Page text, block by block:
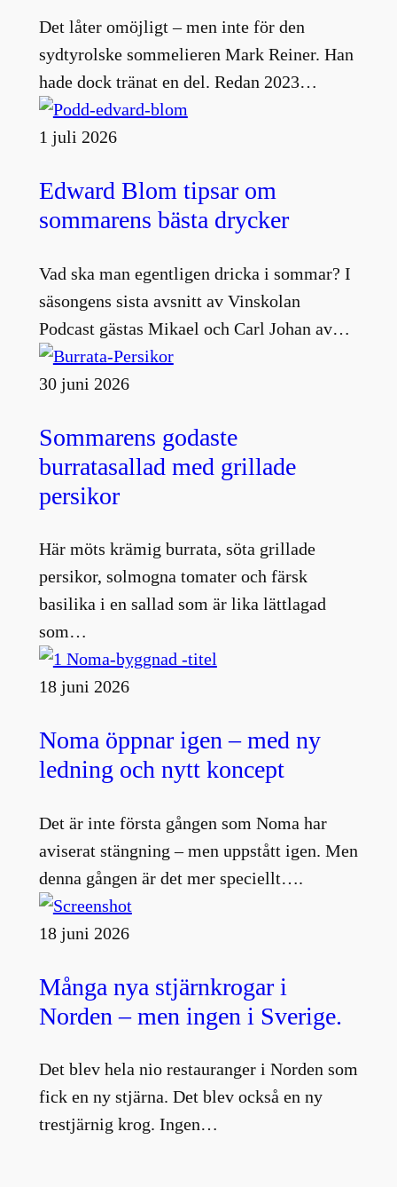
Det låter omöjligt – men inte för den
sydtyrolske sommelieren Mark Reiner. Han
hade dock tränat en del. Redan 2023…
1 juli 2026
Edward Blom tipsar om
sommarens bästa drycker
Vad ska man egentligen dricka i sommar? I
säsongens sista avsnitt av Vinskolan
Podcast gästas Mikael och Carl Johan av…
30 juni 2026
Sommarens godaste
burratasallad med grillade
persikor
Här möts krämig burrata, söta grillade
persikor, solmogna tomater och färsk
basilika i en sallad som är lika lättlagad
som…
18 juni 2026
Noma öppnar igen – med ny
ledning och nytt koncept
Det är inte första gången som Noma har
aviserat stängning – men uppstått igen. Men
denna gången är det mer speciellt….
18 juni 2026
Många nya stjärnkrogar i
Norden – men ingen i Sverige.
Det blev hela nio restauranger i Norden som
fick en ny stjärna. Det blev också en ny
trestjärnig krog. Ingen…